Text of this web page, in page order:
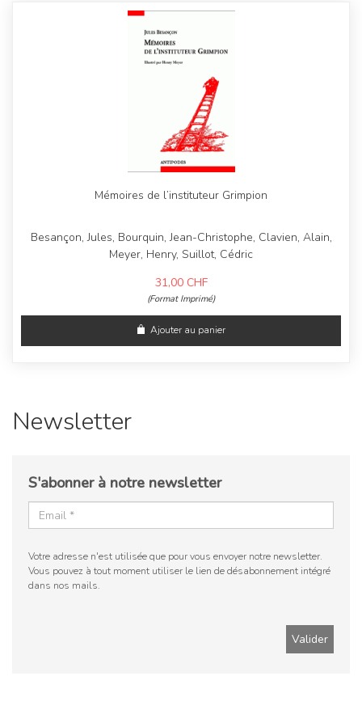
Mémoires de l’instituteur Grimpion
Besançon, Jules, Bourquin, Jean-Christophe, Clavien, Alain,
Meyer, Henry, Suillot, Cédric
31,00 CHF
(Format Imprimé)
Ajouter au panier
Newsletter
S'abonner à notre newsletter
Votre adresse n'est utilisée que pour vous envoyer notre newsletter.
Vous pouvez à tout moment utiliser le lien de désabonnement intégré
dans nos mails.